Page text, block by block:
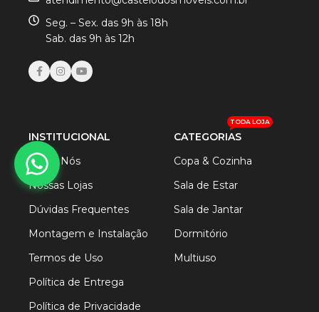
Seg. – Sex. das 9h às 18h
Sab. das 9h às 12h
INSTITUCIONAL
Sobre Nós
Nossas Lojas
Dúvidas Frequentes
Montagem e Instalação
Termos de Uso
Política de Entrega
Política de Privacidade
CATEGORIAS
TODA LOJA
Copa & Cozinha
Sala de Estar
Sala de Jantar
Dormitório
Multiuso